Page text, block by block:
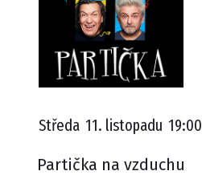
Středa 11. listopadu 19:00
Partička na vzduchu